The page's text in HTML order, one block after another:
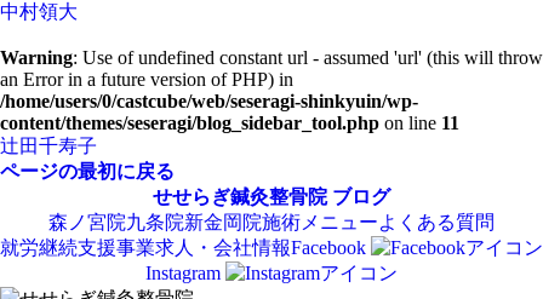
中村領大
Warning: Use of undefined constant url - assumed 'url' (this will throw
an Error in a future version of PHP) in
/home/users/0/castcube/web/seseragi-shinkyuin/wp-
content/themes/seseragi/blog_sidebar_tool.php on line 11
辻田千寿子
ページの最初に戻る
せせらぎ鍼灸整骨院 ブログ
森ノ宮院九条院新金岡院施術メニューよくある質問
就労継続支援事業求人・会社情報Facebook
Instagram